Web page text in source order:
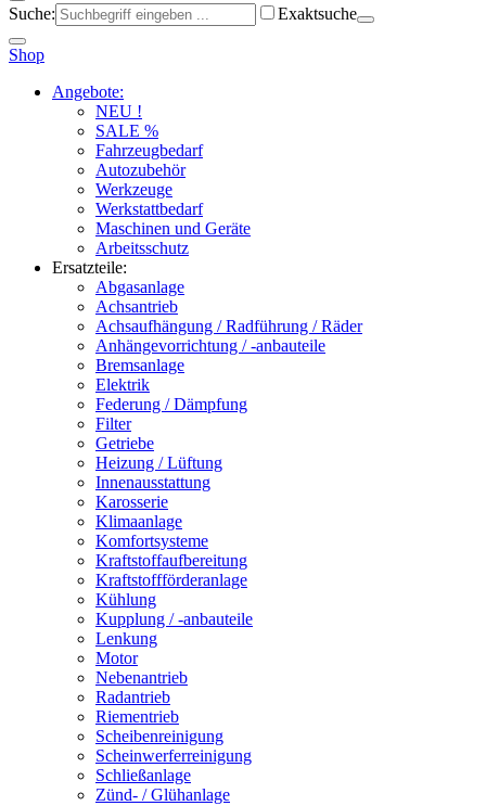
Suche: Exaktsuche
Shop
Angebote:
NEU !
SALE %
Fahrzeugbedarf
Autozubehör
Werkzeuge
Werkstattbedarf
Maschinen und Geräte
Arbeitsschutz
Ersatzteile:
Abgasanlage
Achsantrieb
Achsaufhängung / Radführung / Räder
Anhängevorrichtung / -anbauteile
Bremsanlage
Elektrik
Federung / Dämpfung
Filter
Getriebe
Heizung / Lüftung
Innenausstattung
Karosserie
Klimaanlage
Komfortsysteme
Kraftstoffaufbereitung
Kraftstoffförderanlage
Kühlung
Kupplung / -anbauteile
Lenkung
Motor
Nebenantrieb
Radantrieb
Riementrieb
Scheibenreinigung
Scheinwerferreinigung
Schließanlage
Zünd- / Glühanlage